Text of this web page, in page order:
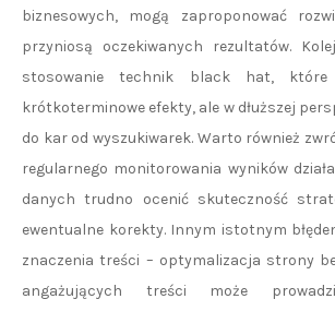
biznesowych, mogą zaproponować
przyniosą oczekiwanych rezultatów.
stosowanie technik black hat, które
krótkoterminowe efekty, ale w dłuższej
do kar od wyszukiwarek. Warto również
regularnego monitorowania wyników
danych trudno ocenić skuteczność
ewentualne korekty. Innym istotnym
znaczenia treści – optymalizacja strony
angażujących treści może